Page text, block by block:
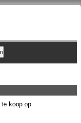
te koop op